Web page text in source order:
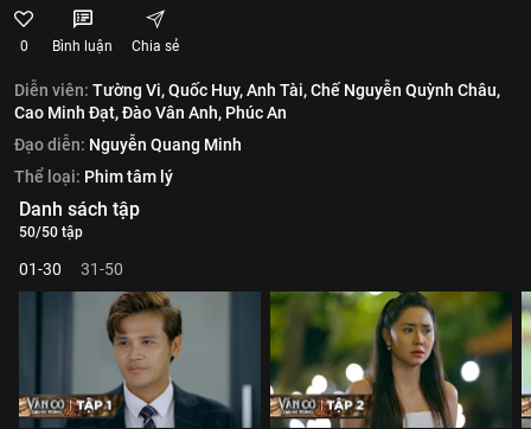
0 Bình luận Chia sẻ
Diễn viên: Tường Vi,Quốc Huy,Anh Tài,Chế Nguyễn Quỳnh Châu,
Cao Minh Đạt,Đào Vân Anh, Phúc An
Đạo diễn: Nguyễn Quang Minh
Thể loại: Phim tâm lý
Danh sách tập
50/50 tập
01-30 31-50